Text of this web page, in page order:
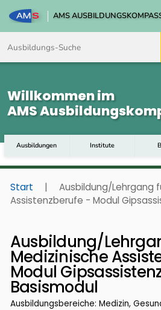
AMS
Willkommen im
AMS
Ausbildungen Institute
Start |
Ausbildung/Lehrgang
Assistenzberufe - Modul
Ausbildung/
Medizinische
Modul
Basismodul
Ausbildungsbereiche: Medizin,